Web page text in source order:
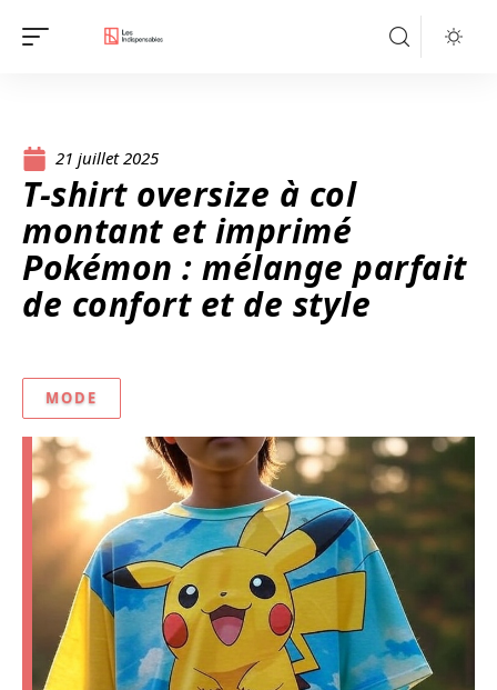
21 juillet 2025
T-shirt oversize à col
montant et imprimé
Pokémon : mélange parfait
de confort et de style
MODE